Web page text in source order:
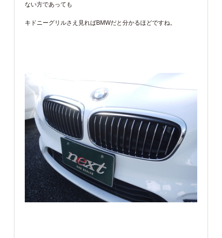
ない方であっても
キドニーグリルさえ見ればBMWだと分かるほどですね。